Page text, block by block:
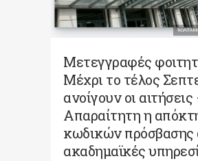
Μετεγγραφές
Μέχρι το τέλος
ανοίγουν οι αιτήσεις
Απαραίτητη η
κωδικών πρόσβασης
ακαδημαϊκές